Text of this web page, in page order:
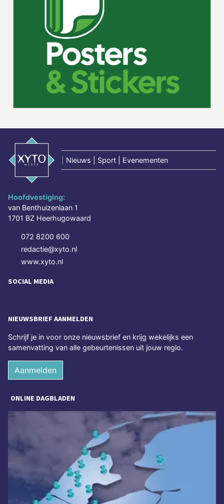
Nieuws | Sport | Evenementen
Hoofdvestiging:
van Benthuizenlaan 1
1701 BZ Heerhugowaard
072 8200 600
redactie@xyto.nl
www.xyto.nl
SOCIAL MEDIA
NIEUWSBRIEF AANMELDEN
Schrijf je in voor onze nieuwsbrief en krijg wekelijks een
samenvatting van alle gebeurtenissen uit jouw regio.
Aanmelden
ONLINE DAGBLADEN